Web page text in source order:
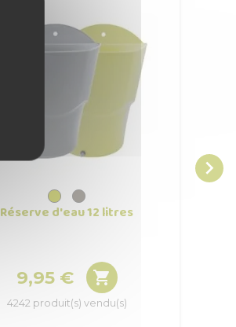
Réserve d'eau 12 litres
Prix
9,95 € 
4242 produit(s) vendu(s)
